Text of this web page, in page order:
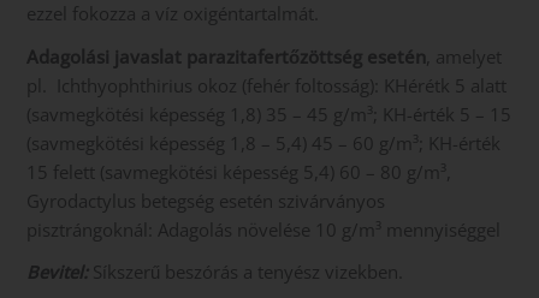
ezzel fokozza a víz oxigéntartalmát.
Adagolási javaslat parazitafertőzöttség esetén , amelyet
pl. Ichthyophthirius okoz (fehér foltosság): KHérétk 5 alatt
(savmegkötési képesség 1,8) 35 – 45 g/m³; KH-érték 5 – 15
(savmegkötési képesség 1,8 – 5,4) 45 – 60 g/m³; KH-érték
15 felett (savmegkötési képesség 5,4) 60 – 80 g/m³,
Gyrodactylus betegség esetén szivárványos
pisztrángoknál: Adagolás növelése 10 g/m³ mennyiséggel
Bevitel:Síkszerű beszórás a tenyész vizekben.